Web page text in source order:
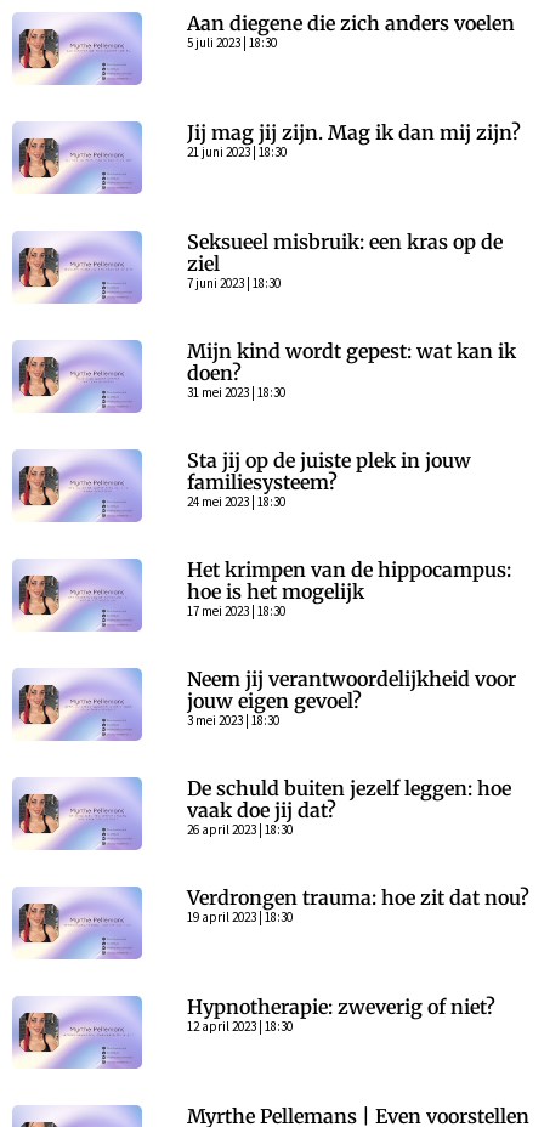
Aan diegene die zich anders voelen
5 juli 2023 | 18:30
Jij mag jij zijn. Mag ik dan mij zijn?
21 juni 2023 | 18:30
Seksueel misbruik: een kras op de
ziel
7 juni 2023 | 18:30
Mijn kind wordt gepest: wat kan ik
doen?
31 mei 2023 | 18:30
Sta jij op de juiste plek in jouw
familiesysteem?
24 mei 2023 | 18:30
Het krimpen van de hippocampus:
hoe is het mogelijk
17 mei 2023 | 18:30
Neem jij verantwoordelijkheid voor
jouw eigen gevoel?
3 mei 2023 | 18:30
De schuld buiten jezelf leggen: hoe
vaak doe jij dat?
26 april 2023 | 18:30
Verdrongen trauma: hoe zit dat nou?
19 april 2023 | 18:30
Hypnotherapie: zweverig of niet?
12 april 2023 | 18:30
Myrthe Pellemans | Even voorstellen